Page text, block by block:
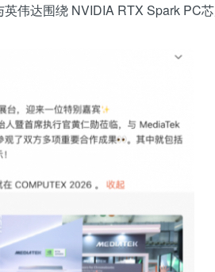
伟达围绕 NVIDIA RTX Spark PC